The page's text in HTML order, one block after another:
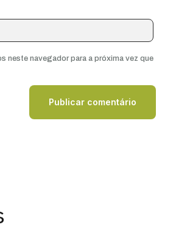
neste navegador para a próxima vez que